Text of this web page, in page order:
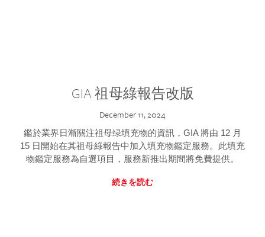
GIA 祖母綠報告改版
December 11, 2024
鑑於業界日漸關注祖母绿填充物的資訊，GIA 將由 12 月
15 日開始在其祖母綠報告中加入填充物鑑定服務。此填充
物鑑定服務為自選項目，服務新推出期間將免費提供。
続きを読む